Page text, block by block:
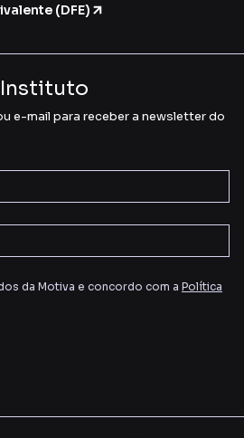
(DFE)
e-mail para receber a newsletter do
da Motiva e concordo com a Política